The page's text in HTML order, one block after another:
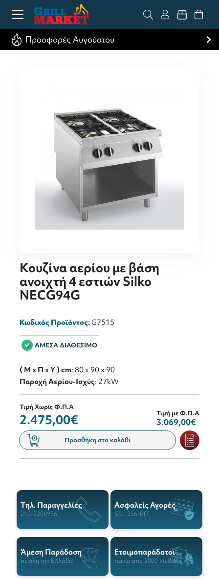
Προσφορές Αυγούστου
Κουζίνα αερίου με βάση
ανοιχτή 4 εστιών Silko
NECG94G
Κωδικός Προϊόντος:G7515
ΑΜΕΣΑ ΔΙΑΘΕΣΙΜΟ
( M x Π x Y ) cm: 80 x 90 x 90
Παροχή Αερίου-Ισχύς: 27kW
Τιμή Χωρίς Φ.Π.Α
2.475,00€ Τιμή με Φ.Π.Α
3.069,00€
Προσθήκη στο καλάθι
Tηλ. Παραγγελίες
210-2206956
Ασφαλείς Αγορές
SSL 256-BIT
Άμεση Παράδοση
σε όλη την Ελλάδα
Ετοιμοπαράδοτοι
πάνω απο 2000 κωδικοί